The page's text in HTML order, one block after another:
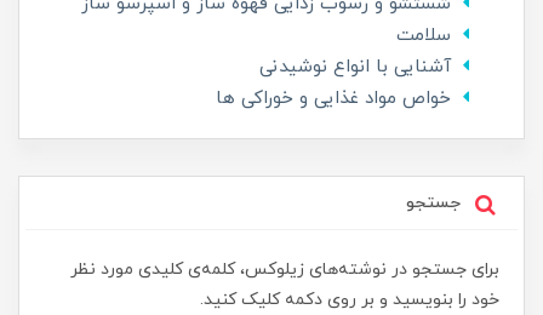
سلامت
آشنایی با انواع نوشیدنی
خواص مواد غذایی و خوراکی ها
جستجو
برای جستجو در نوشته‌های زیلوکس، کلمه‌ی کلیدی مورد نظر
خود را بنویسید و بر روی دکمه کلیک کنید.